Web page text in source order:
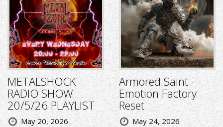
METALSHOCK
RADIO SHOW
20/5/26 PLAYLIST
May 20, 2026
Armored Saint -
Emotion Factory
Reset
May 24, 2026